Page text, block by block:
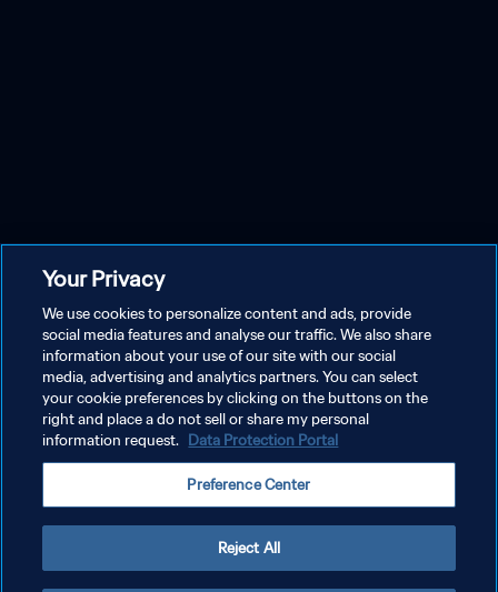
Your Privacy
We use cookies to personalize content and ads, provide
social media features and analyse our traffic. We also share
information about your use of our site with our social
media, advertising and analytics partners. You can select
your cookie preferences by clicking on the buttons on the
right and place a do not sell or share my personal
information request. Data Protection Portal
Preference Center
Reject All